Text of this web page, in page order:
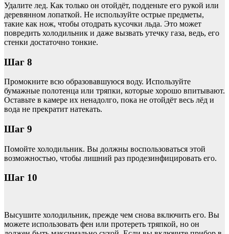
Удалите лед. Как только он отойдёт, подденьте его рукой или
деревянном лопаткой. Не используйте острые предметы,
такие как нож, чтобы отодрать кусочки льда. Это может
повредить холодильник и даже вызвать утечку газа, ведь, его
стенки достаточно тонкие.
Шаг 8
Промокните всю образовавшуюся воду. Используйте
бумажные полотенца или тряпки, которые хорошо впитывают.
Оставьте в камере их ненадолго, пока не отойдёт весь лёд и
вода не прекратит натекать.
Шаг 9
Помойте холодильник. Вы должны воспользоваться этой
возможностью, чтобы лишний раз продезинфицировать его.
Шаг 10
Высушите холодильник, прежде чем снова включить его. Вы
можете использовать фен или протереть тряпкой, но он